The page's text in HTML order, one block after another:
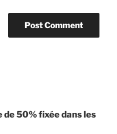
de 50% fixée dans les